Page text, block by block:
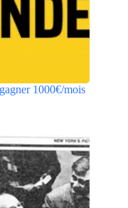
1000€/mois